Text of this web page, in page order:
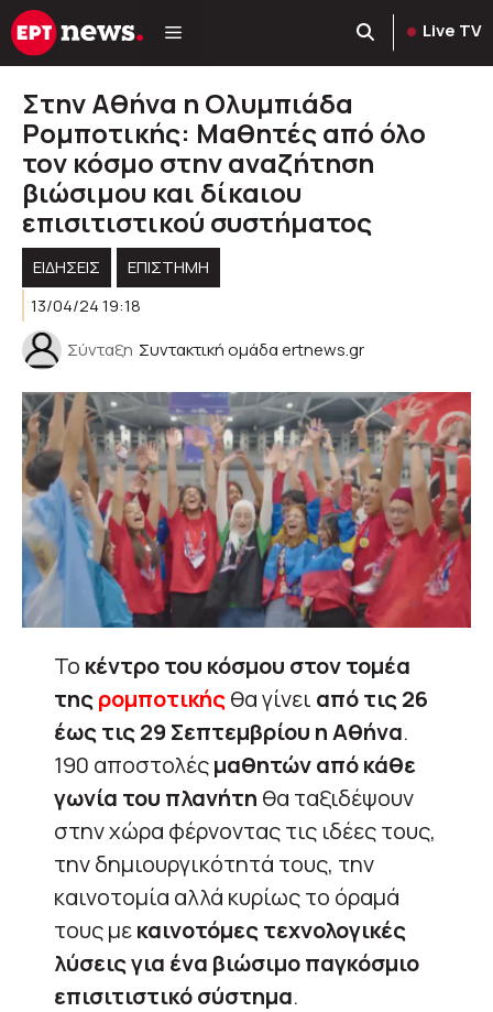
Μετάβαση
σε
Live TV
Στην Αθήνα η Ολυμπιάδα
Ρομποτικής: Μαθητές από όλο
τον κόσμο στην αναζήτηση
βιώσιμου και δίκαιου
επισιτιστικού συστήματος
ΕΙΔΗΣΕΙΣ
ΕΠΙΣΤΗΜΗ
13/04/24 19:18
Σύνταξη Συντακτική ομάδα ertnews.gr
Το κέντρο του κόσμου στον τομέα
τηςρομποτικήςθα γίνει από τις 26
έως τις 29 Σεπτεμβρίου η Αθήνα.
190 αποστολέςμαθητών από κάθε
γωνία του πλανήτη θα ταξιδέψουν
στην χώρα φέρνοντας τις ιδέες τους,
την δημιουργικότητά τους, την
καινοτομία αλλά κυρίως το όραμά
τους μεκαινοτόμες τεχνολογικές
λύσεις για ένα βιώσιμο παγκόσμιο
επισιτιστικό σύστημα.